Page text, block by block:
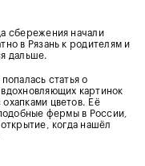
сбережения начали
в Рязань к родителям и
дальше.
статья о
картинок
цветов. Её
фермы в России,
когда нашёл